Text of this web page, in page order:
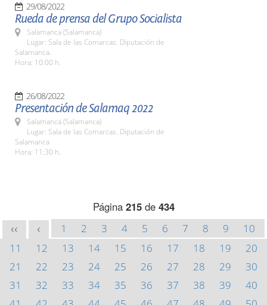
29/08/2022
Rueda de prensa del Grupo Socialista
Salamanca (Salamanca)
Lugar: Sala de las Comarcas. Diputación de
Salamanca.
Hora: 10:00 h.
26/08/2022
Presentación de Salamaq 2022
Salamanca (Salamanca)
Lugar: Sala de las Comarcas. Diputación de
Salamanca
Hora: 11:30 h.
Página 215de 434
<< < 1 2 3 4 5 6 7 8 9
10
11
12 13 14 15 16 17 18 19
20
21
22 23 24 25 26 27 28 29
30
31
32 33 34 35 36 37 38 39
40